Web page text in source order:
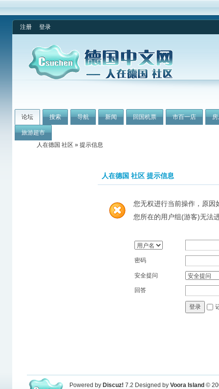
注册 登录
论坛 搜索 导航 新闻 回国机票 市百一店
旅游超市
人在德国 社区 » 提示信息
人在德国 社区 提示信息
您无权进行当前操作，原因
您所在的用户组(游客)无法
密码
安全提问
回答
登录
Powered by Discuz! 7.2 Designed by Voora Island ©